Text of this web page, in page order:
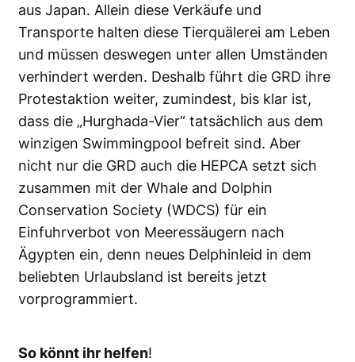
aus Japan. Allein diese Verkäufe und
Transporte halten diese Tierquälerei am Leben
und müssen deswegen unter allen Umständen
verhindert werden. Deshalb führt die GRD ihre
Protestaktion weiter, zumindest, bis klar ist,
dass die „Hurghada-Vier“ tatsächlich aus dem
winzigen Swimmingpool befreit sind. Aber
nicht nur die GRD auch die HEPCA setzt sich
zusammen mit der Whale and Dolphin
Conservation Society (WDCS) für ein
Einfuhrverbot von Meeressäugern nach
Ägypten ein, denn neues Delphinleid in dem
beliebten Urlaubsland ist bereits jetzt
vorprogrammiert.
So könnt ihr helfen!